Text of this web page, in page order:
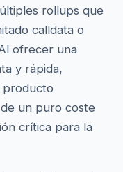
rollups que
calldata o
ofrecer una
y rápida,
producto
un puro coste
crítica para la